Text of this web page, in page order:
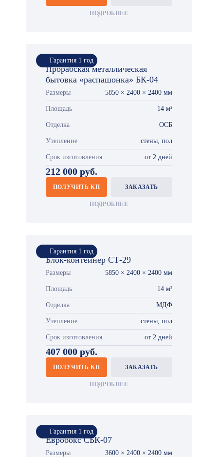
ПОДРОБНЕЕ
Гарантия 1 год
Прорабская металлическая
бытовка «распашонка» БК-04
Размеры 5850 × 2400 × 2400 мм
Площадь 14 м²
Отделка ОСБ
Утепление стены, пол
Срок изготовления от 2 дней
212 000 руб.
ПОЛУЧИТЬ КП ЗАКАЗАТЬ
ПОДРОБНЕЕ
Гарантия 1 год
Блок-контейнер СТ-29
Размеры 5850 × 2400 × 2400 мм
Площадь 14 м²
Отделка МДФ
Утепление стены, пол
Срок изготовления от 2 дней
407 000 руб.
ПОЛУЧИТЬ КП ЗАКАЗАТЬ
ПОДРОБНЕЕ
Гарантия 1 год
Евробокс СБК-07
Размеры 3600 × 2400 × 2400 мм